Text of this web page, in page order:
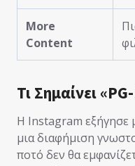
More
Content
Τι Σημαίνει
Η Instagram εξήγησε
μια διαφήμιση
ποτό δεν θα